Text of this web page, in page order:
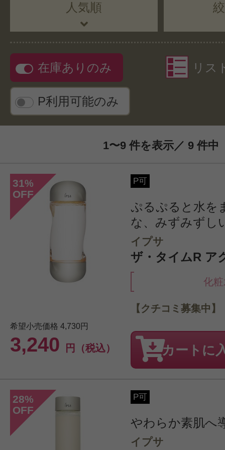
人気順
在庫ありのみ
P利用可能のみ
リス
1〜9 件を表示／ 9 件中
31%
OFF
P可
ぷるぷると水を
な、みずみずし
イプサ
ザ・タイムR ア
化
希望小売価格 4,730円
3,240 円（税込）
【クチコミ募集中】
カートに
28%
OFF
P可
やわらか素肌へ
イプサ